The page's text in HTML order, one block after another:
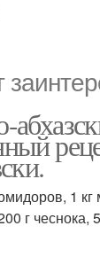
1 кг
г чеснока,